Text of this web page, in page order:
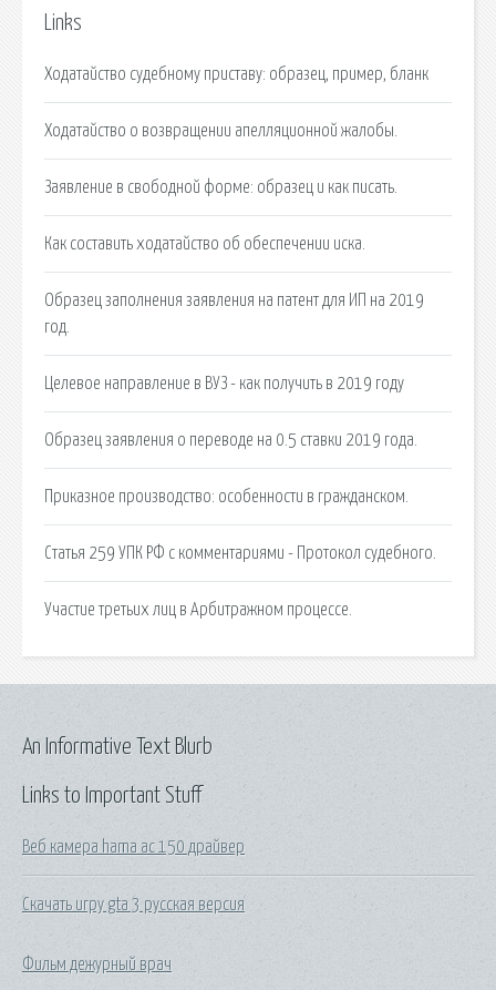
Links
Ходатайство судебному приставу: образец, пример, бланк
Ходатайство о возвращении апелляционной жалобы.
Заявление в свободной форме: образец и как писать.
Как составить ходатайство об обеспечении иска.
Образец заполнения заявления на патент для ИП на 2019
год.
Целевое направление в ВУЗ - как получить в 2019 году
Образец заявления о переводе на 0.5 ставки 2019 года.
Приказное производство: особенности в гражданском.
Статья 259 УПК РФ с комментариями - Протокол судебного.
Участие третьих лиц в Арбитражном процессе.
Links to Important Stuff
Веб камера hama ac 150 драйвер
Скачать игру gta 3 русская версия
Фильм дежурный врач
An Informative Text Blurb